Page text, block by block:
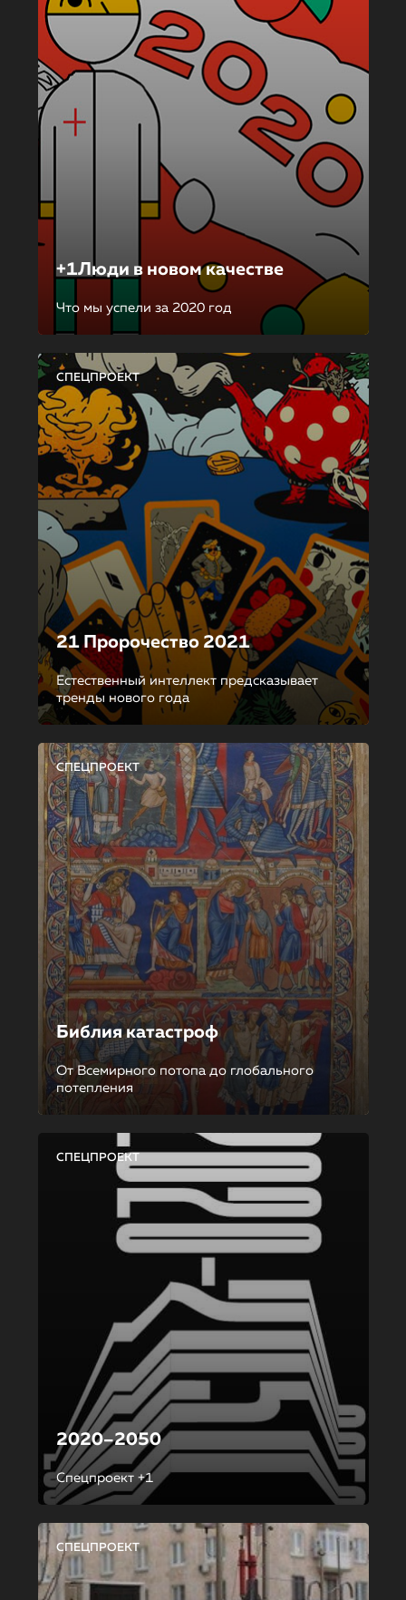
+1Люди в новом качестве
Что мы успели за 2020 год
СПЕЦПРОЕКТ
21 Пророчество 2021
Естественный интеллект предсказывает
тренды нового года
СПЕЦПРОЕКТ
Библия катастроф
От Всемирного потопа до глобального
потепления
СПЕЦПРОЕКТ
2020–2050
Спецпроект +1
СПЕЦПРОЕКТ